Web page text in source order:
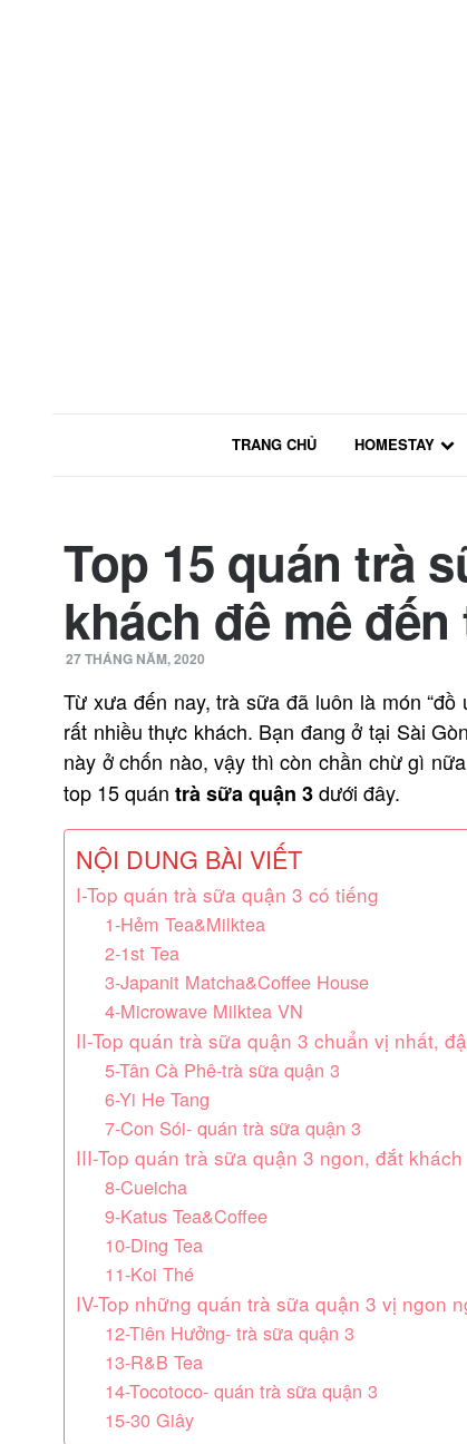
TRANG CHỦ HOMESTAY
Top 15 quán trà
khách đê mê
27 THÁNG NĂM, 2020
Từ xưa đến nay, trà sữa đã luôn là món
rất nhiều thực khách. Bạn đang ở tại Sài
này ở chốn nào, vậy thì còn chần chừ gì
top 15 quántrà sữa quận 3dưới đây.
NỘI DUNG BÀI VIẾT
I-Top quán trà sữa quận 3 có tiếng
1-Hẻm Tea&Milktea
2-1st Tea
3-Japanit Matcha&Coffee House
4-Microwave Milktea VN
II-Top quán trà sữa quận 3 chuẩn vị nhất,
5-Tân Cà Phê-trà sữa quận 3
6-Yi He Tang
7-Con Sói- quán trà sữa quận 3
III-Top quán trà sữa quận 3 ngon, đắt khách
8-Cueicha
9-Katus Tea&Coffee
10-Ding Tea
11-Koi Thé
IV-Top những quán trà sữa quận 3 vị ngon
12-Tiên Hưởng- trà sữa quận 3
13-R&B Tea
14-Tocotoco- quán trà sữa quận 3
15-30 Giây